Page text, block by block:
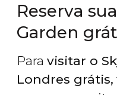
Reserva
Garden
Para visitar o
Londres grátis,